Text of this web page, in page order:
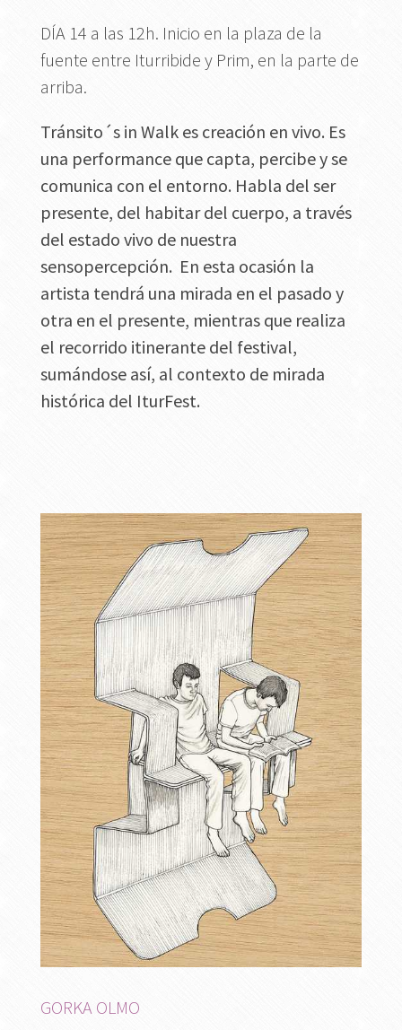
DÍA 14 a las 12h. Inicio en la plaza de la
fuente entre Iturribide y Prim, en la parte de
arriba.
Tránsito´s in Walk es creación en vivo. Es
una performance que capta, percibe y se
comunica con el entorno. Habla del ser
presente, del habitar del cuerpo, a través
del estado vivo de nuestra
sensopercepción. En esta ocasión la
artista tendrá una mirada en el pasado y
otra en el presente, mientras que realiza
el recorrido itinerante del festival,
sumándose así, al contexto de mirada
histórica del IturFest.
GORKA OLMO